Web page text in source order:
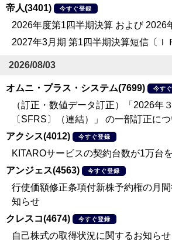
帝人(3401)
今すぐ登録
2026年度第1四半期決算 および 2026
2027年3月期 第1四半期決算短信〔Ｉ
2026/08/03
オムニ・プラス・システム(7699) 今す
（訂正・数値データ訂正）「2026年
〔SFRS〕（連結）」 の一部訂正に
アクシス(4012)
今すぐ登録
KITAROサービスの契約台数が1万台
アンジェス(4563)
今すぐ登録
行使価額修正条項付新株予約権の月
知らせ
クレスコ(4674)
今すぐ登録
自己株式の取得状況に関するお知ら